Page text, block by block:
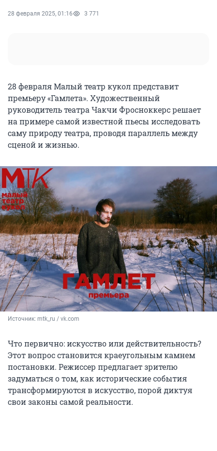
28 февраля 2025, 01:16 3 771
28 февраля Малый театр кукол представит
премьеру «Гамлета». Художественный
руководитель театра Чакчи Фросноккерс решает
на примере самой известной пьесы исследовать
саму природу театра, проводя параллель между
сценой и жизнью.
Источник: mtk_ru / vk.com
Что первично: искусство или действительность?
Этот вопрос становится краеугольным камнем
постановки. Режиссер предлагает зрителю
задуматься о том, как исторические события
трансформируются в искусство, порой диктуя
свои законы самой реальности.